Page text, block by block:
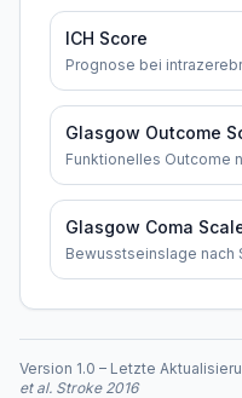
ICH Score
Prognose bei
Glasgow Outcome
Funktionelles Outcome
Glasgow Coma
Bewusstseinslage nach
Version 1.0 – Letzte
et al. Stroke 2016